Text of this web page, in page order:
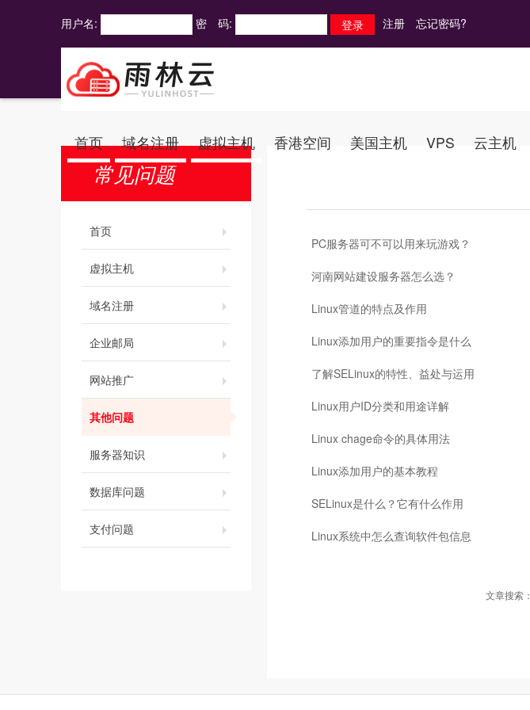
用户名: 密 码: 注册 忘记密码?
首页 域名注册 虚拟主机 香港空间 美国主机 VPS 云主机
常见问题
首页
虚拟主机
域名注册
企业邮局
网站推广
其他问题
服务器知识
数据库问题
支付问题
PC服务器可不可以用来玩游戏？
河南网站建设服务器怎么选？
Linux管道的特点及作用
Linux添加用户的重要指令是什么
了解SELinux的特性、益处与运用
Linux用户ID分类和用途详解
Linux chage命令的具体用法
Linux添加用户的基本教程
SELinux是什么？它有什么作用
Linux系统中怎么查询软件包信息
文章搜索：